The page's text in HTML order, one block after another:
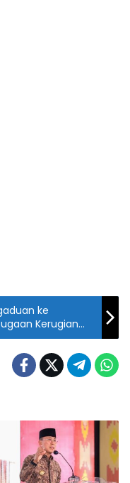
ke
Kerugian
C Ilegal di Proyek